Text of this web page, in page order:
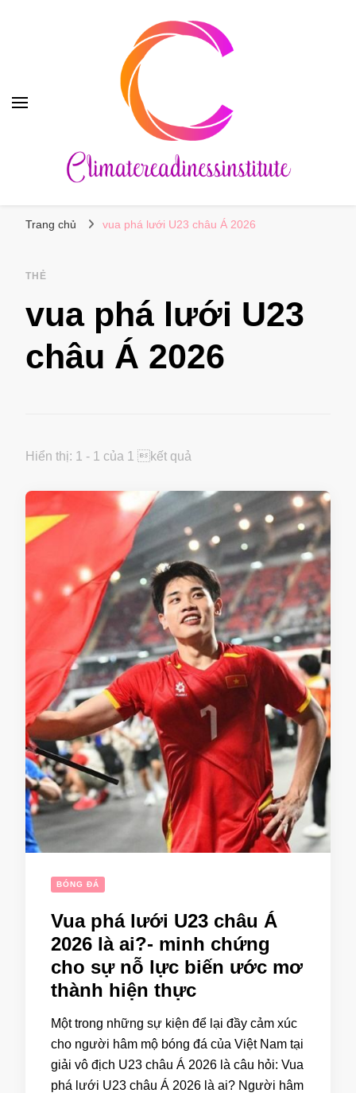
Trang chủ vua phá lưới U23 châu Á 2026
THẺ
vua phá lưới U23
châu Á 2026
Hiển thị: 1 - 1 của 1 kết quả
BÓNG ĐÁ
Vua phá lưới U23 châu Á
2026 là ai?- minh chứng
cho sự nỗ lực biến ước mơ
thành hiện thực
Một trong những sự kiện để lại đầy cảm xúc
cho người hâm mộ bóng đá của Việt Nam tại
giải vô địch U23 châu Á 2026 là câu hỏi: Vua
phá lưới U23 châu Á 2026 là ai? Người hâm